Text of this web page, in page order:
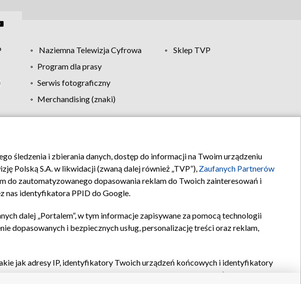
Naziemna Telewizja Cyfrowa
Sklep TVP
Program dla prasy
Serwis fotograficzny
Merchandising (znaki)
Pomoc Biuro reklamy Kontakt
śledzenia i zbierania danych, dostęp do informacji na Twoim urządzeniu
Polską S.A. w likwidacji (zwaną dalej również „TVP”), Zaufanych Partnerów
do zautomatyzowanego dopasowania reklam do Twoich zainteresowań i
nas identyfikatora PPID do Google.
dalej „Portalem”, w tym informacje zapisywane za pomocą technologii
dopasowanych i bezpiecznych usług, personalizację treści oraz reklam,
jak adresy IP, identyfikatory Twoich urządzeń końcowych i identyfikatory
oraz pozostałych